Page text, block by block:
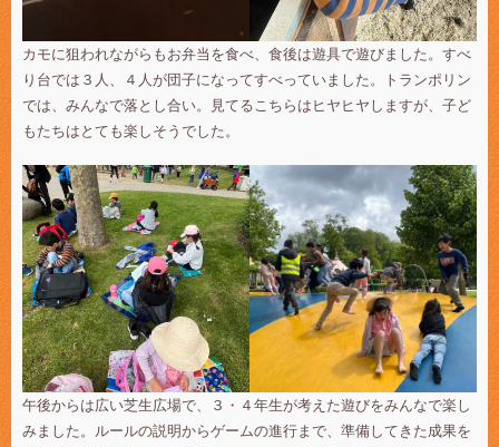
カモに狙われながらもお弁当を食べ、食後は遊具で遊びました。すべ
り台では３人、４人が団子になってすべっていました。トランポリン
では、みんなで落とし合い。見てるこちらはヒヤヒヤしますが、子ど
もたちはとても楽しそうでした。
午後からは広い芝生広場で、３・４年生が考えた遊びをみんなで楽し
みました。ルールの説明からゲームの進行まで、準備してきた成果を